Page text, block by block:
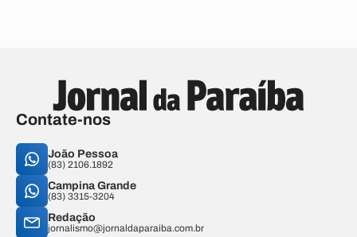
Contate-nos
João Pessoa
(83) 2106.1892
Campina Grande
(83) 3315-3204
Redação
jornalismo@jornaldaparaiba.com.br